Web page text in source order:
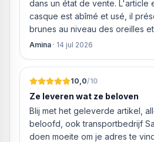
dans un état de vente. L'article
casque est abîmé et usé, il
brunes au niveau des oreilles
qui est craquelé ! Les coussins
Amina · 14 jul 2026
10,0/10
Ze leveren wat ze beloven
Blij met het geleverde artikel,
beloofd, ook transportbedrijf
doen moeite om je adres te